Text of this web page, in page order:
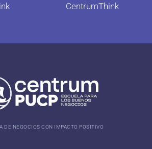
CentrumThink
DE NEGOCIOS CON IMPACTO POSITIVO